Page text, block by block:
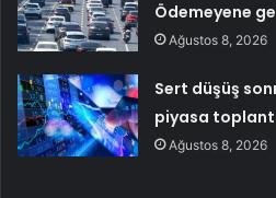
Ödemeyene
Ağustos 8, 2026
Sert düşüş
piyasa
Ağustos 8, 2026